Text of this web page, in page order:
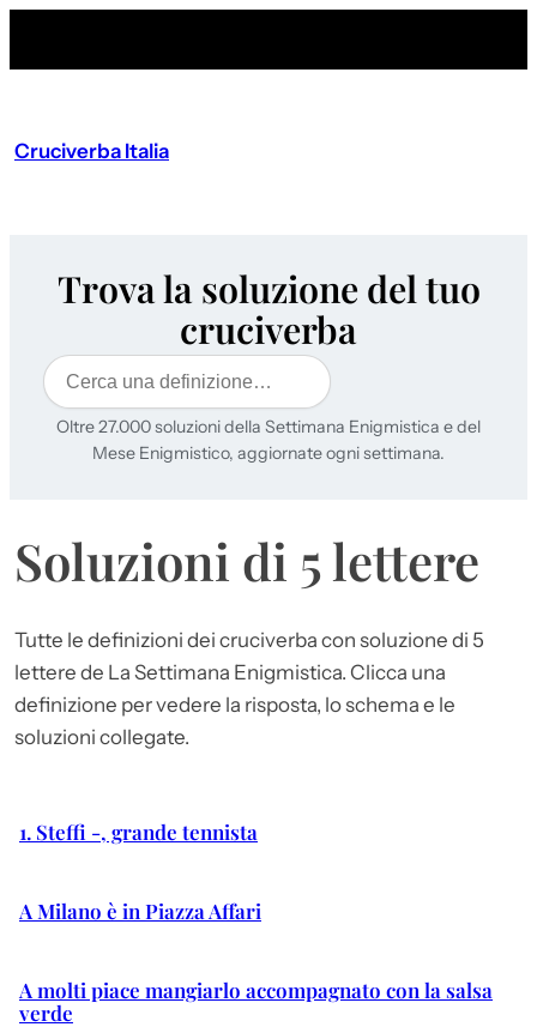
Cruciverba Italia
Trova la soluzione del tuo
cruciverba
Cerca
Oltre 27.000 soluzioni della Settimana Enigmistica e del
Mese Enigmistico, aggiornate ogni settimana.
Soluzioni di 5 lettere
Tutte le definizioni dei cruciverba con soluzione di 5
lettere de La Settimana Enigmistica. Clicca una
definizione per vedere la risposta, lo schema e le
soluzioni collegate.
1. Steffi -, grande tennista
A Milano è in Piazza Affari
A molti piace mangiarlo accompagnato con la salsa
verde